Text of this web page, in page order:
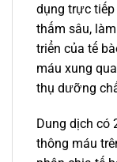
dụng trực tiếp
thấm sâu,
triển của tế
máu xung
thụ dưỡng
Dung dịch có
thông máu